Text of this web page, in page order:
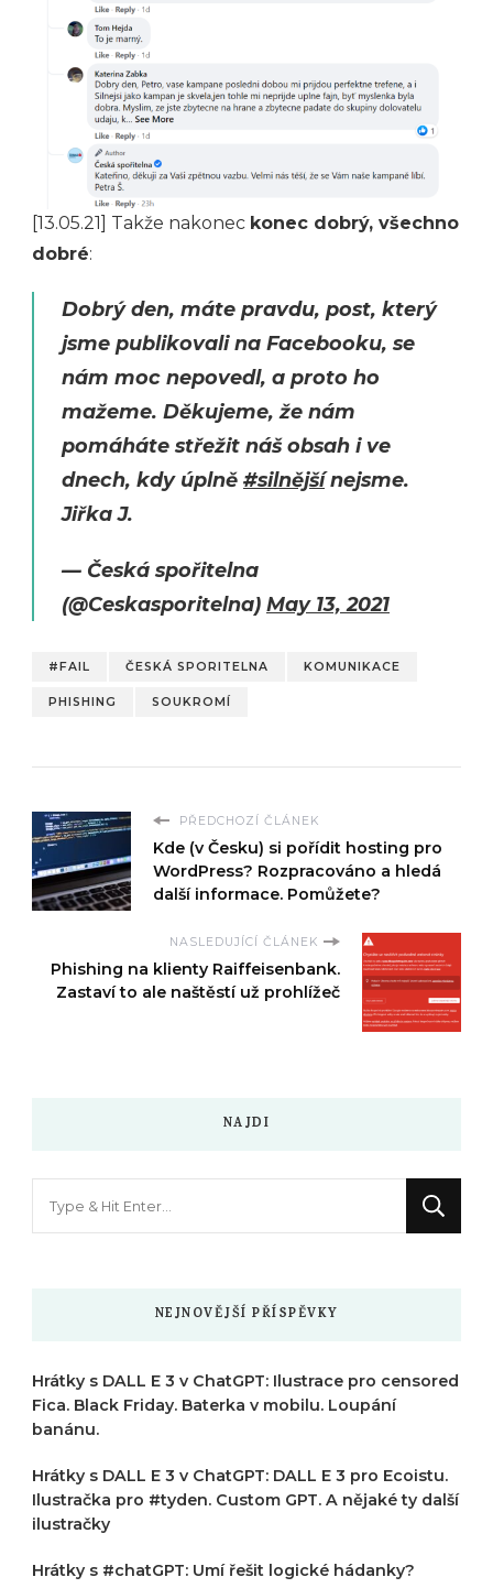
[13.05.21] Takže nakonec konec dobrý, všechno
dobré:
Dobrý den, máte pravdu, post, který
jsme publikovali na Facebooku, se
nám moc nepovedl, a proto ho
mažeme. Děkujeme, že nám
pomáháte střežit náš obsah i ve
dnech, kdy úplně #silnějšínejsme.
Jiřka J.
— Česká spořitelna
(@Ceskasporitelna) May 13, 2021
#FAIL ČESKÁ SPORITELNA KOMUNIKACE
PHISHING SOUKROMÍ
PŘEDCHOZÍ ČLÁNEK
Kde (v Česku) si pořídit hosting pro
WordPress? Rozpracováno a hledá
další informace. Pomůžete?
NASLEDUJÍCÍ ČLÁNEK
Phishing na klienty Raiffeisenbank.
Zastaví to ale naštěstí už prohlížeč
NAJDI
NEJNOVĚJŠÍ PŘÍSPĚVKY
Hrátky s DALL E 3 v ChatGPT: Ilustrace pro censored
Fica. Black Friday. Baterka v mobilu. Loupání
banánu.
Hrátky s DALL E 3 v ChatGPT: DALL E 3 pro Ecoistu.
Ilustračka pro #tyden. Custom GPT. A nějaké ty další
ilustračky
Hrátky s #chatGPT: Umí řešit logické hádanky?